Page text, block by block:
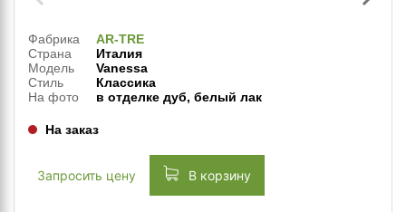
Фабрика
AR-TRE
Страна
Италия
Модель
Vanessa
Стиль
Классика
На фото
в отделке дуб, белый лак
На заказ
Запросить цену В корзину